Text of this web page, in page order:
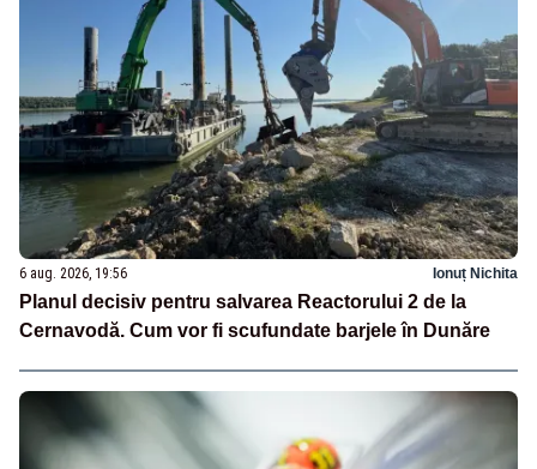
6 aug. 2026, 19:56 Ionuț Nichita
Planul decisiv pentru salvarea Reactorului 2 de la
Cernavodă. Cum vor fi scufundate barjele în Dunăre